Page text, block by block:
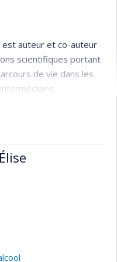
auteur et co-auteur
scientifiques portant
de vie dans les
des maladies
malaria, rougeole,
maladies mentales)
en utilisant les
les
longitudinales, multi-
couvrent l’écologie; la